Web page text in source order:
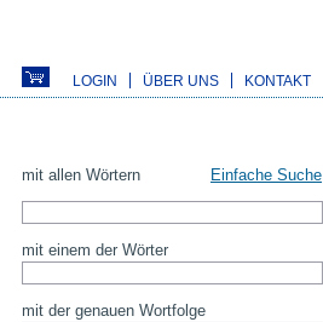
LOGIN ÜBER UNS KONTAKT
mit allen Wörtern Einfache Suche
mit einem der Wörter
mit der genauen Wortfolge